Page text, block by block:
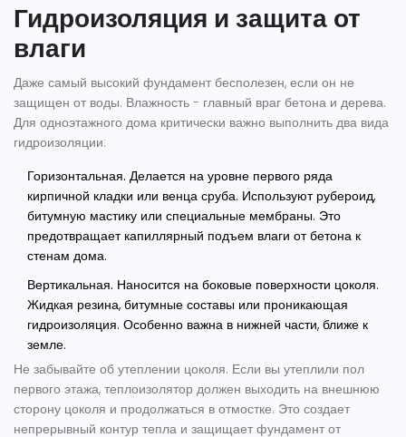
Гидроизоляция и защита от
влаги
Даже самый высокий фундамент бесполезен, если он не
защищен от воды. Влажность - главный враг бетона и дерева.
Для одноэтажного дома критически важно выполнить два вида
гидроизоляции:
Горизонтальная. Делается на уровне первого ряда
кирпичной кладки или венца сруба. Используют рубероид,
битумную мастику или специальные мембраны. Это
предотвращает капиллярный подъем влаги от бетона к
стенам дома.
Вертикальная. Наносится на боковые поверхности цоколя.
Жидкая резина, битумные составы или проникающая
гидроизоляция. Особенно важна в нижней части, ближе к
земле.
Не забывайте об утеплении цоколя. Если вы утеплили пол
первого этажа, теплоизолятор должен выходить на внешнюю
сторону цоколя и продолжаться в отмостке. Это создает
непрерывный контур тепла и защищает фундамент от